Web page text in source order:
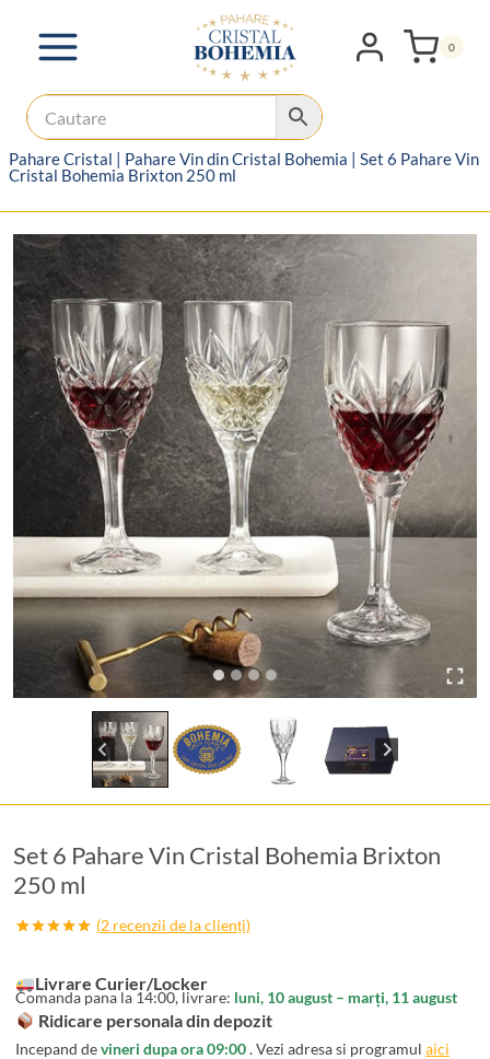
0
Pahare Cristal | Pahare Vin din Cristal Bohemia | Set 6 Pahare Vin
Cristal Bohemia Brixton 250 ml
Set 6 Pahare Vin Cristal Bohemia Brixton
250 ml
pe baza a
evaluări de
la clienți
(2 recenzii de la clienți)
Livrare Curier/Locker
Comanda pana la 14:00, livrare: luni, 10 august – marți, 11 august
Ridicare personala din depozit
Incepand devineri dupa ora 09:00. Vezi adresa si programul aici